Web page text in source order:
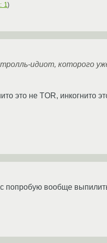
1 )
идиот, которого
это не TOR, инкогнито
попробую вообще